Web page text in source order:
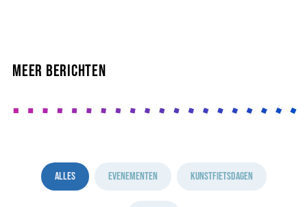
meer berichten
Alles Evenementen Kunstfietsdagen